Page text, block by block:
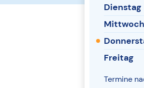
Dienstag
Mittwoch
Freitag
Termine